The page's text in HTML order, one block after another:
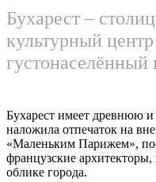
Бухарест –
культурный
Бухарест имеет древнюю
наложила отпечаток на
«Маленьким Парижем»,
французские архитекторы,
облике города.